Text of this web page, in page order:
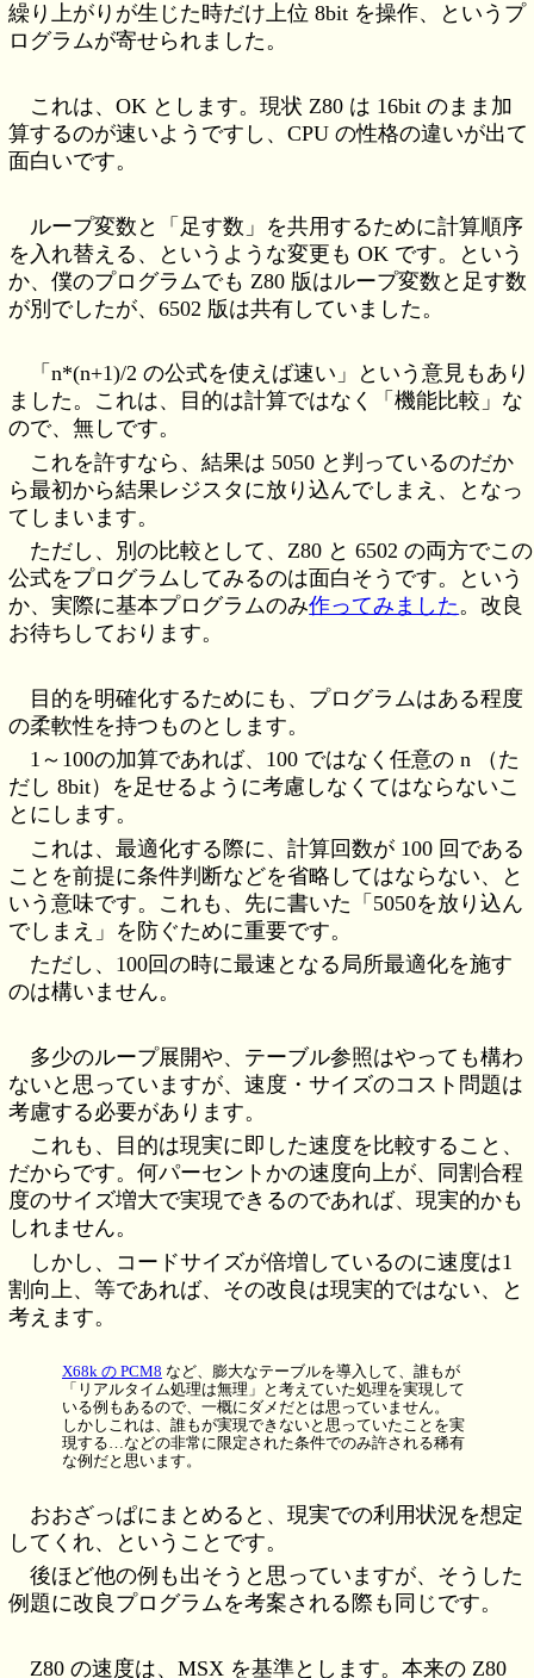
繰り上がりが生じた時だけ上位 8bit を操作、というプ
ログラムが寄せられました。
これは、OK とします。現状 Z80 は 16bit のまま加
算するのが速いようですし、CPU の性格の違いが出て
面白いです。
ループ変数と「足す数」を共用するために計算順序
を入れ替える、というような変更も OK です。という
か、僕のプログラムでも Z80 版はループ変数と足す数
が別でしたが、6502 版は共有していました。
「n*(n+1)/2 の公式を使えば速い」という意見もあり
ました。これは、目的は計算ではなく「機能比較」な
ので、無しです。
これを許すなら、結果は 5050 と判っているのだか
ら最初から結果レジスタに放り込んでしまえ、となっ
てしまいます。
ただし、別の比較として、Z80 と 6502 の両方でこの
公式をプログラムしてみるのは面白そうです。という
か、実際に基本プログラムのみ作ってみました。改良
お待ちしております。
目的を明確化するためにも、プログラムはある程度
の柔軟性を持つものとします。
1～100の加算であれば、100 ではなく任意の n （た
だし 8bit）を足せるように考慮しなくてはならないこ
とにします。
これは、最適化する際に、計算回数が 100 回である
ことを前提に条件判断などを省略してはならない、と
いう意味です。これも、先に書いた「5050を放り込ん
でしまえ」を防ぐために重要です。
ただし、100回の時に最速となる局所最適化を施す
のは構いません。
多少のループ展開や、テーブル参照はやっても構わ
ないと思っていますが、速度・サイズのコスト問題は
考慮する必要があります。
これも、目的は現実に即した速度を比較すること、
だからです。何パーセントかの速度向上が、同割合程
度のサイズ増大で実現できるのであれば、現実的かも
しれません。
しかし、コードサイズが倍増しているのに速度は1
割向上、等であれば、その改良は現実的ではない、と
考えます。
X68k の PCM8 など、膨大なテーブルを導入して、誰もが
「リアルタイム処理は無理」と考えていた処理を実現して
いる例もあるので、一概にダメだとは思っていません。
しかしこれは、誰もが実現できないと思っていたことを実
現する…などの非常に限定された条件でのみ許される稀有
な例だと思います。
おおざっぱにまとめると、現実での利用状況を想定
してくれ、ということです。
後ほど他の例も出そうと思っていますが、そうした
例題に改良プログラムを考案される際も同じです。
Z80 の速度は、MSX を基準とします。本来の Z80